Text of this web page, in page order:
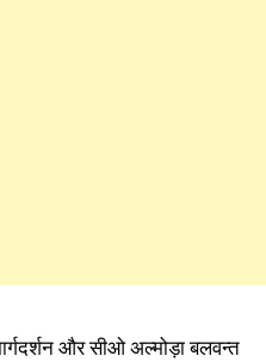
और सीओ अल्मोड़ा बलवन्त